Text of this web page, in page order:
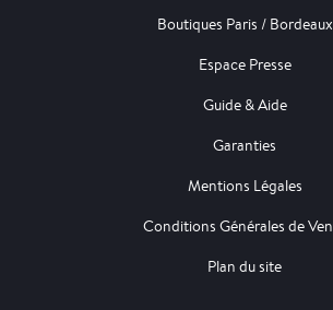
Boutiques Paris / Bordeaux
Espace Presse
Guide & Aide
Garanties
Mentions Légales
Conditions Générales de
Plan du site